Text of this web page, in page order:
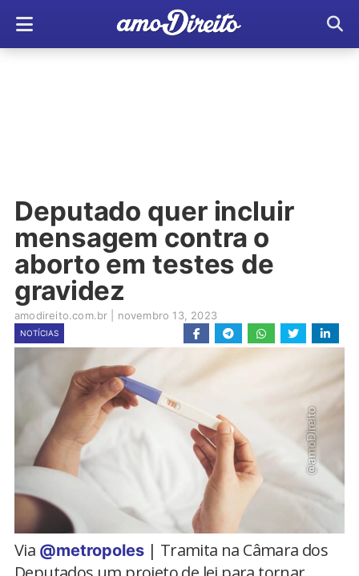
Deputado quer incluir
mensagem contra o
aborto em testes de
gravidez
amodireito.com.br novembro 13, 2023
NOTÍCIAS
Via @metropoles| Tramita na Câmara dos